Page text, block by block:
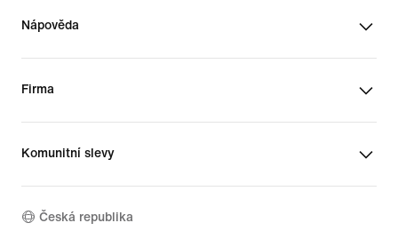
Nápověda
Firma
Komunitní slevy
Česká republika